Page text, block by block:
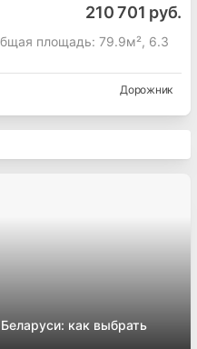
210 701 руб.
площадь: 79.9м², 6.3
Дорожник
как выбрать